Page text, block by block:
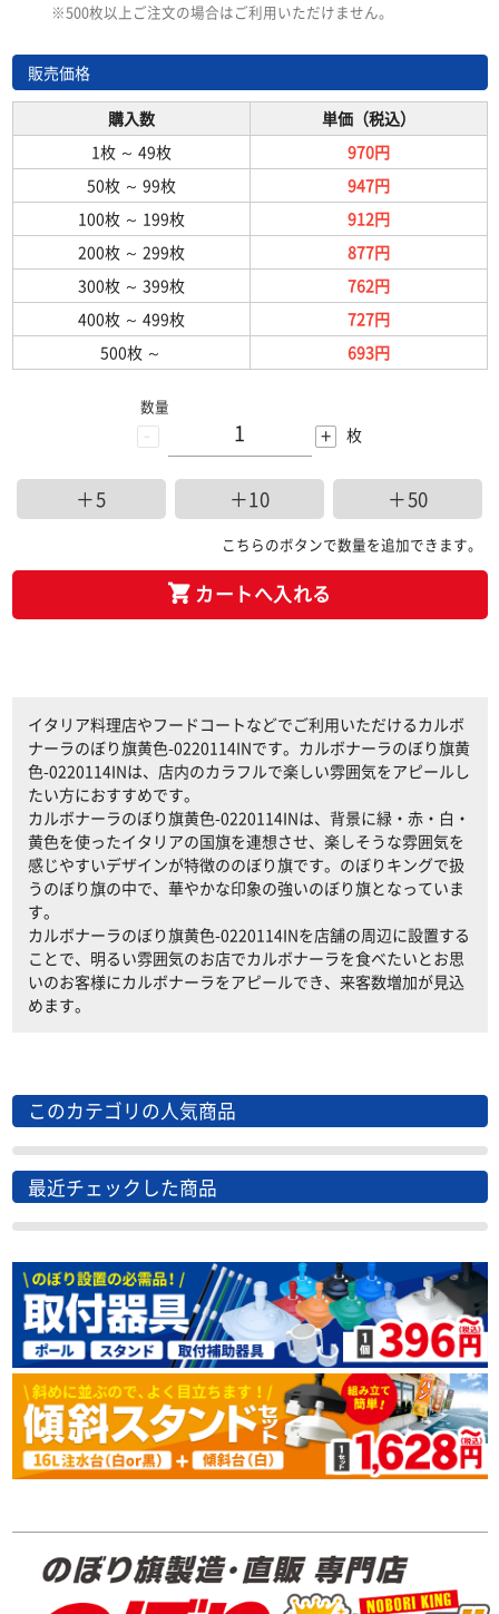
※500枚以上ご注文の場合はご利用いただけません。
販売価格
購入数
単価（税込）
1枚 ～ 49枚
970円
50枚 ～ 99枚
947円
100枚 ～ 199枚
912円
200枚 ～ 299枚
877円
300枚 ～ 399枚
762円
400枚 ～ 499枚
727円
500枚 ～ 693円
-
数量
+ 枚
＋5 ＋10 ＋50
こちらのボタンで数量を追加できます。
カートへ入れる
イタリア料理店やフードコートなどでご利用いただけるカルボ
ナーラのぼり旗黄色-0220114INです。カルボナーラのぼり旗黄
色-0220114INは、店内のカラフルで楽しい雰囲気をアピールし
たい方におすすめです。
カルボナーラのぼり旗黄色-0220114INは、背景に緑・赤・白・
黄色を使ったイタリアの国旗を連想させ、楽しそうな雰囲気を
感じやすいデザインが特徴ののぼり旗です。のぼりキングで扱
うのぼり旗の中で、華やかな印象の強いのぼり旗となっていま
す。
カルボナーラのぼり旗黄色-0220114INを店舗の周辺に設置する
ことで、明るい雰囲気のお店でカルボナーラを食べたいとお思
いのお客様にカルボナーラをアピールでき、来客数増加が見込
めます。
このカテゴリの人気商品
最近チェックした商品